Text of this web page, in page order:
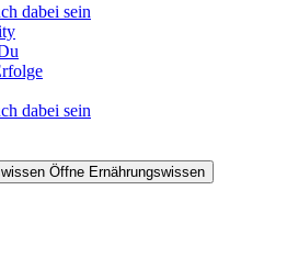
dabei sein
dabei sein
Öffne Ernährungswissen